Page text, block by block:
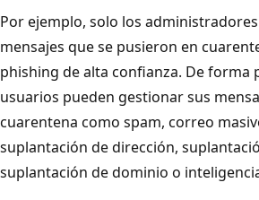
Por ejemplo, solo los
mensajes que se pusieron en
phishing de alta confianza. De forma
usuarios pueden gestionar sus
cuarentena como spam, correo
suplantación de dirección,
suplantación de dominio o